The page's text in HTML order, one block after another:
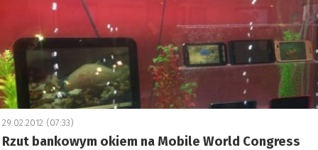
29.02.2012 (07:33)
Rzut bankowym okiem na Mobile World Congress